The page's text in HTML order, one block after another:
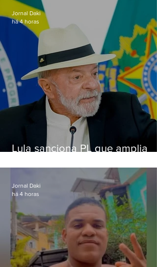
Lula sanciona PL que amplia
crianças
Jornal Daki
há 4 horas
Jornal Daki
há 4 horas